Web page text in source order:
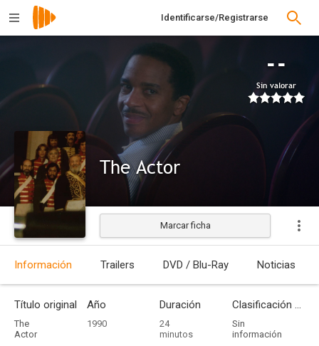
Identificarse/Registrarse
--
Sin valorar
The Actor
Estrenada
Marcar ficha
Información Trailers DVD / Blu-Ray Noticias
Título original
The
Actor
Año
1990
Duración
24
minutos
Clasificación por edades
Sin
información